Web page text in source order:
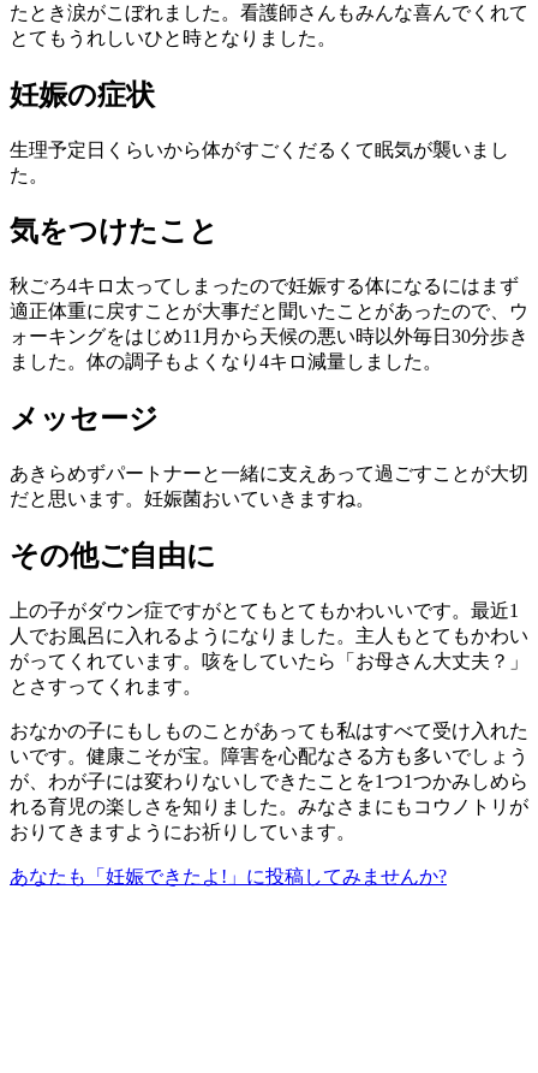
たとき涙がこぼれました。看護師さんもみんな喜んでくれて
とてもうれしいひと時となりました。
妊娠の症状
生理予定日くらいから体がすごくだるくて眠気が襲いまし
た。
気をつけたこと
秋ごろ4キロ太ってしまったので妊娠する体になるにはまず
適正体重に戻すことが大事だと聞いたことがあったので、ウ
ォーキングをはじめ11月から天候の悪い時以外毎日30分歩き
ました。体の調子もよくなり4キロ減量しました。
メッセージ
あきらめずパートナーと一緒に支えあって過ごすことが大切
だと思います。妊娠菌おいていきますね。
その他ご自由に
上の子がダウン症ですがとてもとてもかわいいです。最近1
人でお風呂に入れるようになりました。主人もとてもかわい
がってくれています。咳をしていたら「お母さん大丈夫？」
とさすってくれます。
おなかの子にもしものことがあっても私はすべて受け入れた
いです。健康こそが宝。障害を心配なさる方も多いでしょう
が、わが子には変わりないしできたことを1つ1つかみしめら
れる育児の楽しさを知りました。みなさまにもコウノトリが
おりてきますようにお祈りしています。
あなたも「妊娠できたよ!」に投稿してみませんか?